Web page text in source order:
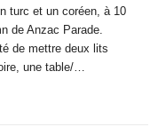
turc et un coréen, à 10
de Anzac Parade.
de mettre deux lits
une table/…